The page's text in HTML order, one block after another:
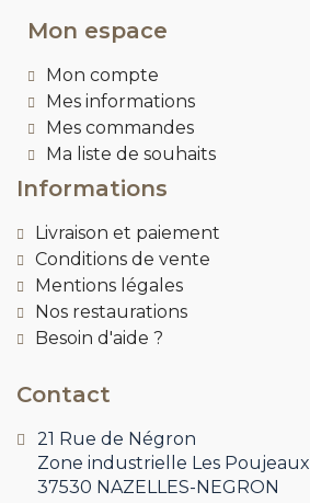
Mon espace
Mon compte
Mes informations
Mes commandes
Ma liste de souhaits
Informations
Livraison et paiement
Conditions de vente
Mentions légales
Nos restaurations
Besoin d'aide ?
Contact
21 Rue de Négron
Zone industrielle Les Poujeaux
37530 NAZELLES-NEGRON